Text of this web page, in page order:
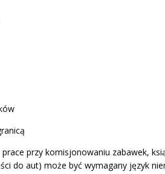
przy komisjonowaniu zabawek,
do aut) może być wymagany język